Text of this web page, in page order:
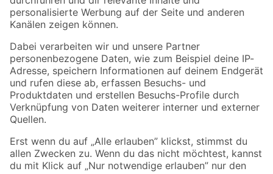
Folge uns
Zahlungsarten Versandarten
Sicher einkaufen
Jetzt die toom-App herunterladen